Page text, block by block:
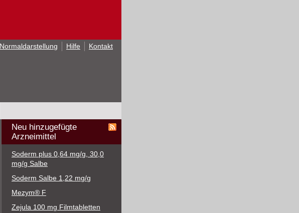
Normaldarstellung Hilfe Kontakt
Neu hinzugefügte
Arzneimittel
Soderm plus 0,64 mg/g, 30,0
mg/g Salbe
Soderm Salbe 1,22 mg/g
Mezym® F
Zejula 100 mg Filmtabletten